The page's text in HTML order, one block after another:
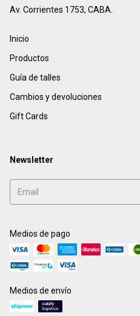
Av. Corrientes 1753, CABA.
Inicio
Productos
Guía de talles
Cambios y devoluciones
Gift Cards
Newsletter
Medios de pago
Medios de envío